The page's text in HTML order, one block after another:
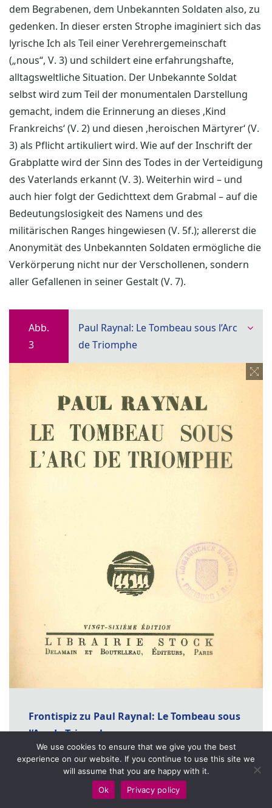
dem Begrabenen, dem Unbekannten Soldaten also, zu
gedenken. In dieser ersten Strophe imaginiert sich das
lyrische Ich als Teil einer Verehrergemeinschaft
(„nous“, V. 3) und schildert eine erfahrungshafte,
alltagsweltliche Situation. Der Unbekannte Soldat
selbst wird zum Teil der monumentalen Darstellung
gemacht, indem die Erinnerung an dieses ‚Kind
Frankreichs‘ (V. 2) und diesen ‚heroischen Märtyrer‘ (V.
3) als Pflicht artikuliert wird. Wie auf der Inschrift der
Grabplatte wird der Sinn des Todes in der Verteidigung
des Vaterlands erkannt (V. 3). Weiterhin wird – und
auch hier folgt der Gedichttext dem Grabmal – auf die
Bedeutungslosigkeit des Namens und des
militärischen Ranges hingewiesen (V. 5f.); allererst die
Anonymität des Unbekannten Soldaten ermögliche die
Verkörperung nicht nur der Verschollenen, sondern
aller Gefallenen in seiner Gestalt (V. 7).
Abb.
3
Paul Raynal: Le Tombeau sous l’Arc
de Triomphe
Frontispiz zu Paul Raynal: Le Tombeau sous
l’Arc de Triomphe.
Quelle:Paul Raynal: Le Tombeau sous l’Arc de
Triomphe. Tragédie en trois actes. 26. Aufl.
Paris 1928: Stock.
We use cookies to ensure that we give you the best
experience on our website. If you continue to use this site we
will assume that you are happy with it.
Ok
Privacy policy